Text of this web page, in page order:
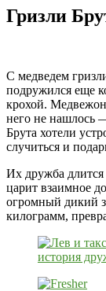
Гризли
С медведем
подружился еще
крохой.
него не нашлось
Брута хотели
случиться и
Их дружба
царит взаимное
огромный дикий
килограмм,